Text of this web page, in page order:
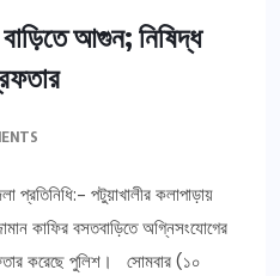
বাড়িতে আগুন; নিষিদ্ধ
প্রতিনিধি:- পটুয়াখালীর কলাপাড়ায়
কাফির বসতবাড়িতে অগ্নিসংযোগের
করেছে পুলিশ। সোমবার (১০